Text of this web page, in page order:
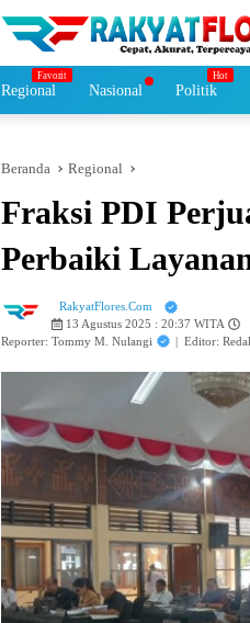
Regional Nasional Politik
Beranda Regional
Fraksi PDI
Perbaiki
RakyatFlores.Com
13 Agustus 2025 : 20:37 WITA
Reporter: Tommy M. Nulangi
| Editor: